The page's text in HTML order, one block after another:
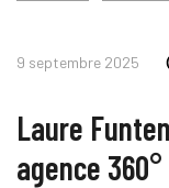
9 septembre 2025
Laure
agence